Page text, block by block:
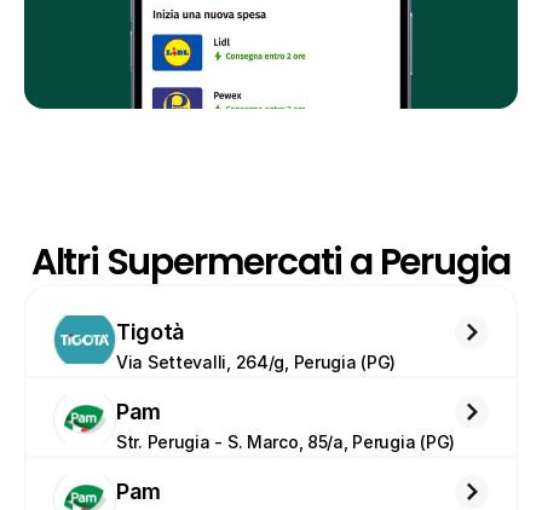
Altri Supermercati a Perugia
Tigotà
Via Settevalli, 264/g, Perugia (PG)
Pam
Str. Perugia - S. Marco, 85/a, Perugia (PG)
Pam